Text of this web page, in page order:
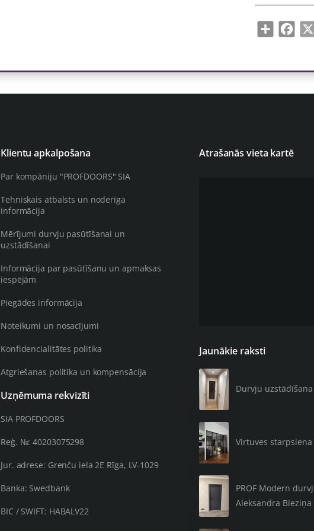
Share
Klientu apkalpošana
Par kompāniju "PROFDOORS" SIA
Tehniskais atbalsts un noderīga
informācija
Mērījumi durvju pasūtīšanai un
uzstādīšanai
Informācija par pasūtīšanu un apmaksas
iespējām
Piegādes informācija
Noteikumi un nosacījumi
Konfidencialitātes politika
Atgriešanas politika un kompensācija
Uzņēmuma rekvizīti
SIA PROFDOORS
Reģ. №: 40203075298
Jur. adrese: Grenču iela 2E Rīga, LV-1029
Banka: Swedbank
BIC / SWIFT: HABALV22
Atrašanās vieta kartē
Jaunākie raksti
Durvju
Virtuves
PROF Modern
Aleksandra Bieziņa